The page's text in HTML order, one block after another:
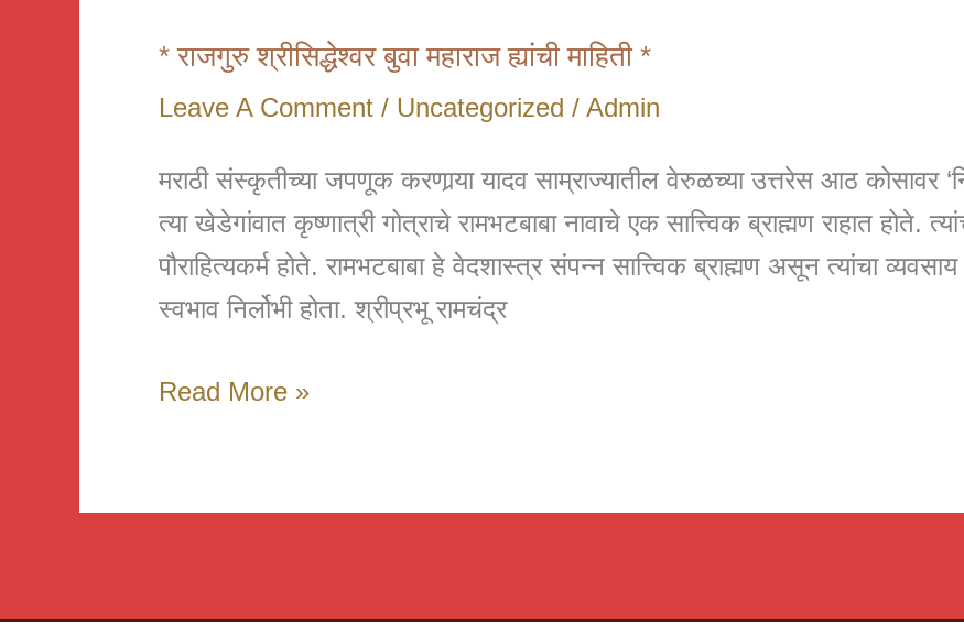
* राजगुरु श्रीसिद्धेश्वर बुवा महाराज ह्यांची माहिती *
Leave A Comment / Uncategorized / Admin
मराठी संस्कृतीच्या जपणूक करणार्‍या यादव साम्राज्यातील वेरुळच्या उत्तरेस आठ कोसावर
त्या खेडेगांवात कृष्णात्री गोत्राचे रामभटबाबा नावाचे एक सात्त्विक ब्राह्मण राहात होते.
पौराहित्यकर्म होते. रामभटबाबा हे वेदशास्त्र संपन्न सात्त्विक ब्राह्मण असून त्यांचा
स्वभाव निर्लोभी होता. श्रीप्रभू रामचंद्र
*
बुवा
Read More »